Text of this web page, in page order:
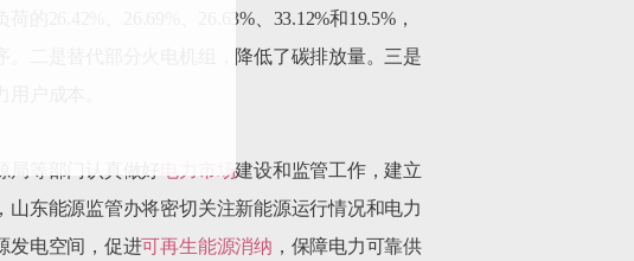
26.42%、26.69%、26.63%、33.12%和19.5%，
二是替代部分火电机组，降低了碳排放量。三是
户成本。
等部门认真做好 电力市场建设和监管工作，建立
东能源监管办将密切关注新能源运行情况和电力
发电空间，促进可再生能源消纳 ，保障电力可靠供